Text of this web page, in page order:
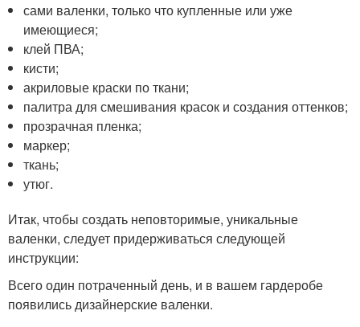
сами валенки, только что купленные или уже
имеющиеся;
клей ПВА;
кисти;
акриловые краски по ткани;
палитра для смешивания красок и создания оттенков;
прозрачная пленка;
маркер;
ткань;
утюг.
Итак, чтобы создать неповторимые, уникальные
валенки, следует придерживаться следующей
инструкции:
Всего один потраченный день, и в вашем гардеробе
появились дизайнерские валенки.